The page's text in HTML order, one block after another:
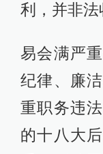
利，并非法
易会满严
纪律、廉
重职务违
的十八大